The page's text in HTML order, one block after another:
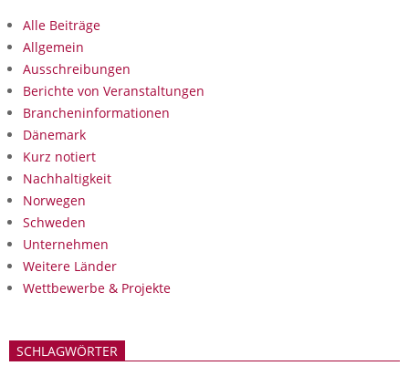
Alle Beiträge
Allgemein
Ausschreibungen
Berichte von Veranstaltungen
Brancheninformationen
Dänemark
Kurz notiert
Nachhaltigkeit
Norwegen
Schweden
Unternehmen
Weitere Länder
Wettbewerbe & Projekte
SCHLAGWÖRTER